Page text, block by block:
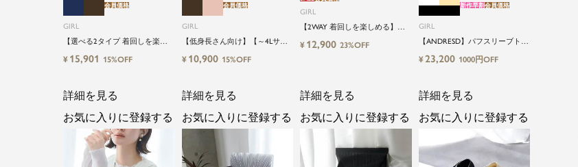
GIRL
【選べる2タイプ 着回しを楽し
める】【低身長さん向け】【～
4Lサイズ】レイヤード風ドッキ
グ丈結婚式ワンピースパンツド
レスパーティードレス
会員価格
¥ 15,901 15%OFF
GIRL
【低身長さん向け】【～4Lサイ
ズ】総レースハイネックバルー
ンスリーブロング丈結婚式ワン
会員価格
¥ 10,900 15%OFF
GIRL
【2WAY 着回しを楽しめる】
【低身長さん向け】【～4Lサイ
ズ】レースブラウス&マーメイド
¥ 12,900 23%OFF
GIRL
【ANDRESD】パフスリーブトッ
プス＆ボリュームスカートセッ
トアップパーティードレス
新作早割会員価格
¥23,200 1000円OFF
詳細を見る
お気に入りに登録する
詳細を見る
お気に入りに登録する
詳細を見る
お気に入りに登録する
詳細を見る
お気に入りに登録する